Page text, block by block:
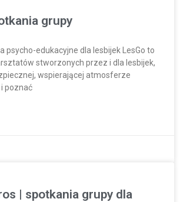
grupy
psycho-edukacyjne dla lesbijek LesGo to
stworzonych przez i dla lesbijek,
wspierającej atmosferze
poznać
| spotkania grupy dla